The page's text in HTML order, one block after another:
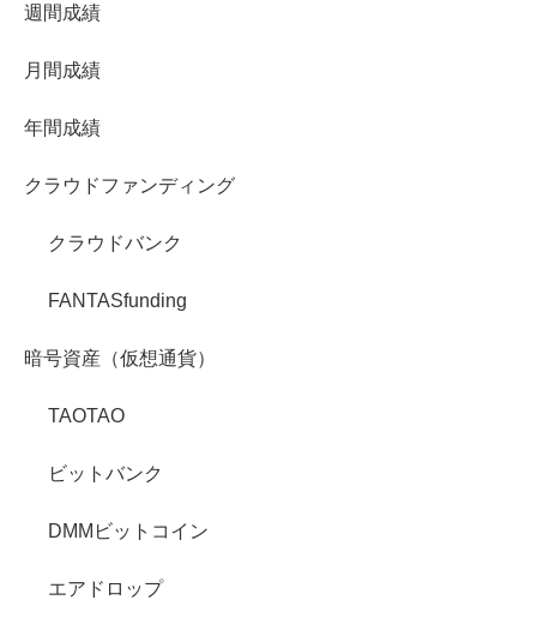
週間成績
月間成績
年間成績
クラウドファンディング
クラウドバンク
FANTASfunding
暗号資産（仮想通貨）
TAOTAO
ビットバンク
DMMビットコイン
エアドロップ